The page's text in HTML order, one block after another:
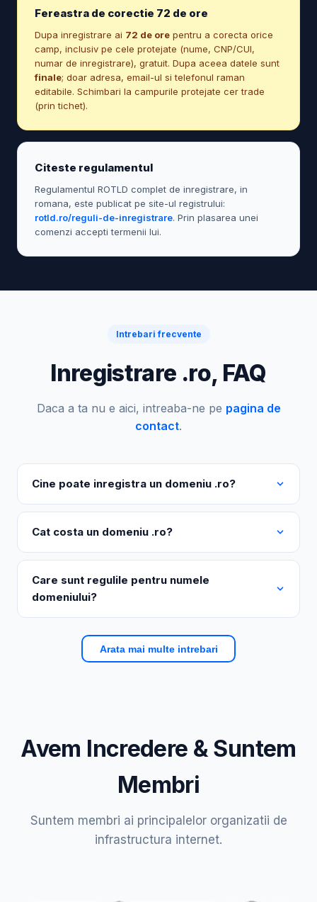
Fereastra de corectie 72 de ore
Dupa inregistrare ai 72 de ore pentru a corecta orice
camp, inclusiv pe cele protejate (nume, CNP/CUI,
numar de inregistrare), gratuit. Dupa aceea datele sunt
finale; doar adresa, email-ul si telefonul raman
editabile. Schimbari la campurile protejate cer trade
(prin tichet).
Citeste regulamentul
Regulamentul ROTLD complet de inregistrare, in
romana, este publicat pe site-ul registrului:
rotld.ro/reguli-de-inregistrare. Prin plasarea unei
comenzi accepti termenii lui.
Intrebari frecvente
Inregistrare .ro, FAQ
Daca a ta nu e aici, intreaba-ne pe pagina de
contact.
Cine poate inregistra un domeniu .ro?
Cat costa un domeniu .ro?
Care sunt regulile pentru numele
domeniului?
Arata mai multe intrebari
Avem Incredere & Suntem
Membri
Suntem membri ai principalelor organizatii de
infrastructura internet.